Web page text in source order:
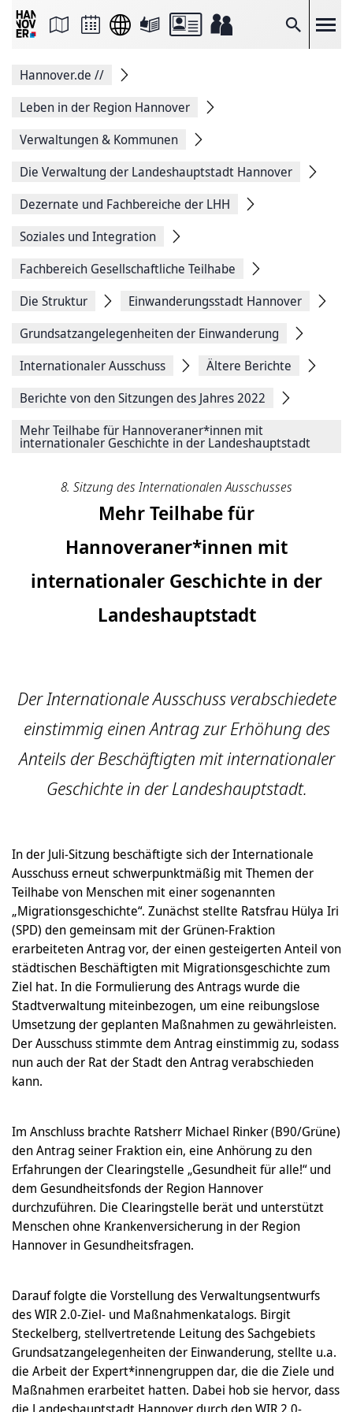
Suche
Seite
Facebook
teilen
Seitenlink
Seite
Hannover.de //
Leben in der Region Hannover
Verwaltungen & Kommunen
Die Verwaltung der Landeshauptstadt Hannover
Dezernate und Fachbereiche der LHH
Soziales und Integration
Fachbereich Gesellschaftliche Teilhabe
Die Struktur
Einwanderungsstadt Hannover
Grundsatzangelegenheiten der Einwanderung
Internationaler Ausschuss
Ältere Berichte
Berichte von den Sitzungen des Jahres 2022
Mehr Teilhabe für Hannoveraner*innen mit
internationaler Geschichte in der Landeshauptstadt
8. Sitzung des Internationalen Ausschusses
Mehr Teilhabe für
Hannoveraner*innen mit
internationaler Geschichte in der
Landeshauptstadt
Der Internationale Ausschuss verabschiedete
einstimmig einen Antrag zur Erhöhung des
Anteils der Beschäftigten mit internationaler
Geschichte in der Landeshauptstadt.
In der Juli-Sitzung beschäftigte sich der Internationale
Ausschuss erneut schwerpunktmäßig mit Themen der
Teilhabe von Menschen mit einer sogenannten
„Migrationsgeschichte“. Zunächst stellte Ratsfrau Hülya Iri
(SPD) den gemeinsam mit der Grünen-Fraktion
erarbeiteten Antrag vor, der einen gesteigerten Anteil von
städtischen Beschäftigten mit Migrationsgeschichte zum
Ziel hat. In die Formulierung des Antrags wurde die
Stadtverwaltung miteinbezogen, um eine reibungslose
Umsetzung der geplanten Maßnahmen zu gewährleisten.
Der Ausschuss stimmte dem Antrag einstimmig zu, sodass
nun auch der Rat der Stadt den Antrag verabschieden
kann.
Im Anschluss brachte Ratsherr Michael Rinker (B90/Grüne)
den Antrag seiner Fraktion ein, eine Anhörung zu den
Erfahrungen der Clearingstelle „Gesundheit für alle!“ und
dem Gesundheitsfonds der Region Hannover
durchzuführen. Die Clearingstelle berät und unterstützt
Menschen ohne Krankenversicherung in der Region
Hannover in Gesundheitsfragen.
Darauf folgte die Vorstellung des Verwaltungsentwurfs
des WIR 2.0-Ziel- und Maßnahmenkatalogs. Birgit
Steckelberg, stellvertretende Leitung des Sachgebiets
Grundsatzangelegenheiten der Einwanderung, stellte u.a.
die Arbeit der Expert*innengruppen dar, die die Ziele und
Maßnahmen erarbeitet hatten. Dabei hob sie hervor, dass